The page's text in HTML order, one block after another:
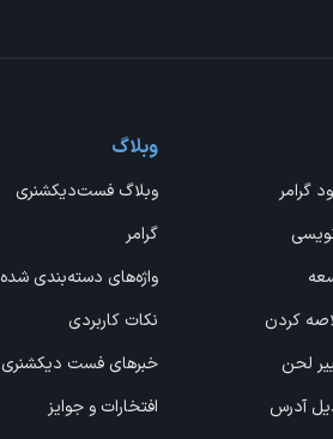
گرامر
کردن
لحن
آدرس
وبلاگ
وبلاگ فست‌دیکشنری
گرامر
واژه‌های دسته‌بندی شده
نکات کاربردی
خبرهای فست دیکشنری
افتخارات و جوایز